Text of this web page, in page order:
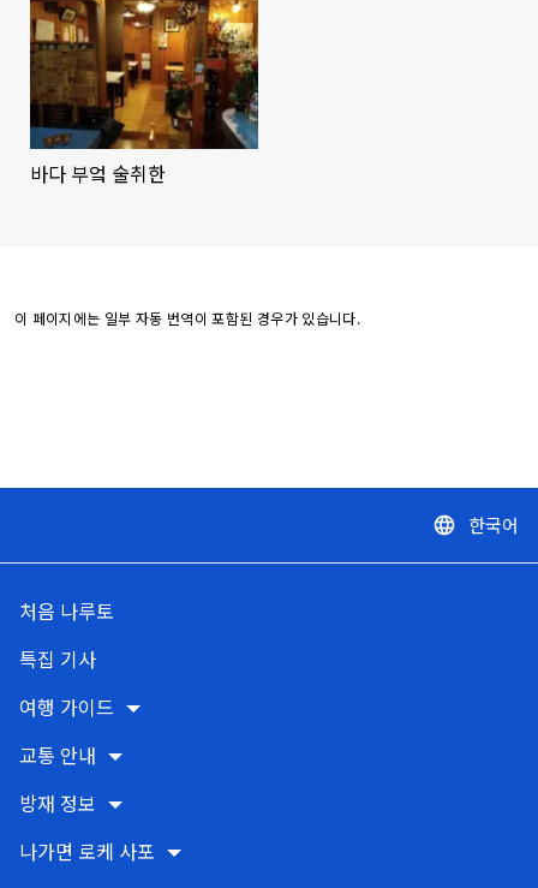
바다 부엌 술취한
이 페이지에는 일부 자동 번역이 포함된 경우가 있습니다.
language 한국어
처음 나루토
특집 기사
여행 가이드
교통 안내
방재 정보
나가면 로케 사포